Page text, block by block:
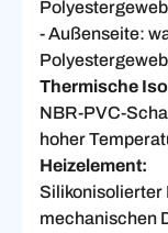
- Außenseite:
Thermische
NBR-PVC-
hoher
Heizelement:
Silikonisolierter
mechanischen